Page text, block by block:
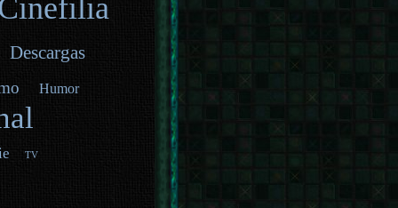
Descargas
Humor
TV